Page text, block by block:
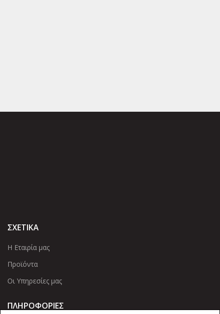
ΣΧΕΤΙΚΑ
Η Εταιρία μας
Προϊόντα
Οι Υπηρεσίες μας
ΠΛΗΡΟΦΟΡΙΕΣ